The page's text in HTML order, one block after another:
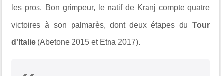
les pros. Bon grimpeur, le natif de Kranj compte quatre
victoires à son palmarès, dont deux étapes du Tour
d'Italie (Abetone 2015 et Etna 2017).